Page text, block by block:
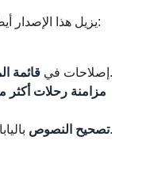
يزيل هذا الإصدار أيضًا مجموعة من العلل والنقاط الخشنة:
إصلاحات في قائمة
لتبقى المجموعة دقيقة.
مزامنة رحلات أكثر
تصحيح النصوصباليابانية والكورية والتاميلية والبولندية.